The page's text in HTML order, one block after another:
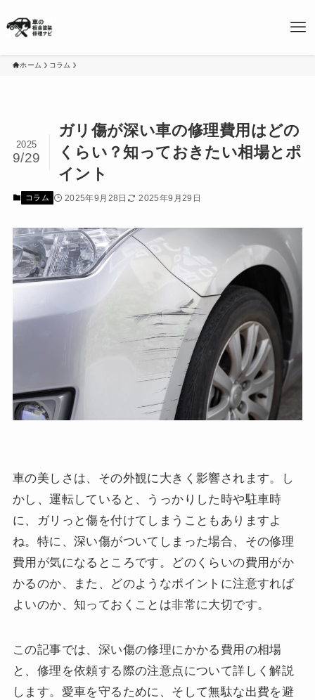
ホーム コラム
ガリ傷が深い車の修理費用はどの
くらい？知っておきたい相場とポ
イント
2025
9/29
コラム 2025年9月28日 2025年9月29日
車の美しさは、その外観に大きく影響されます。し
かし、運転していると、うっかりした時や駐車時
に、ガリっと傷を付けてしまうこともありますよ
ね。特に、深い傷がついてしまった場合、その修理
費用が気になるところです。どのくらいの費用がか
かるのか、また、どのようなポイントに注意すれば
よいのか、知っておくことは非常に大切です。
この記事では、深い傷の修理にかかる費用の相場
と、修理を依頼する際の注意点について詳しく解説
します。愛車を守るために、そして無駄な出費を避